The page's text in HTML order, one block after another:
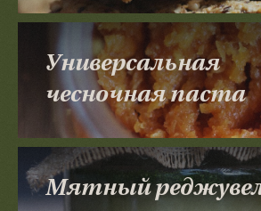
Универсальная
чесночная паста
Мятный